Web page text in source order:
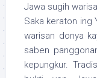
Jawa sugih
Saka keraton ing
warisan donya
saben
kepungkur.